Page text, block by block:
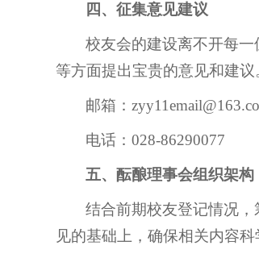
四、征集意见建议
校友会的建设离不开每
等方面提出宝贵的意见和建
邮箱：
电话：028-86290077
五、酝酿理事会组织架构
结合前期校友登记情况
见的基础上，确保相关内容